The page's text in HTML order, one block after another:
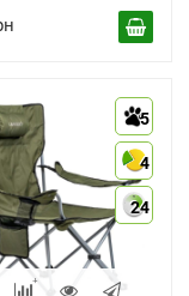
5
4
24